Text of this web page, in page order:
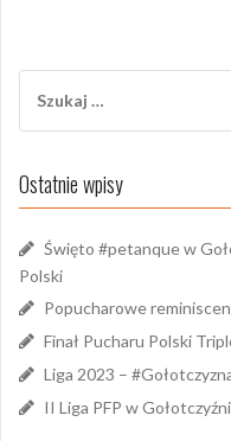
Ostatnie wpisy
Święto #petanque w
Polski
Popucharowe
Finał Pucharu Polski
Liga 2023 –
II Liga PFP w